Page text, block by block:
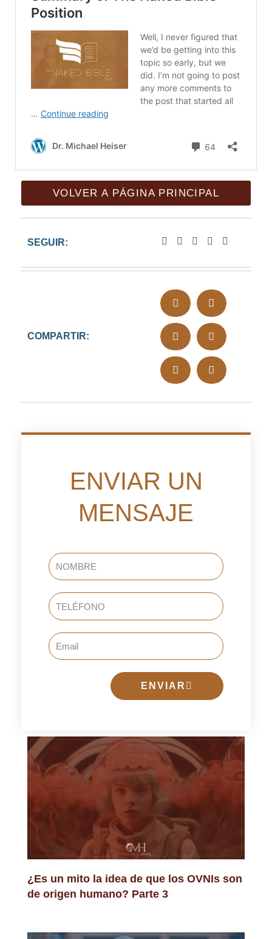
VOLVER A PÁGINA PRINCIPAL
SEGUIR:
COMPARTIR:
ENVIAR UN
MENSAJE
NOMBRE
TELÉFONO
Email
ENVIAR
¿Es un mito la idea de que los OVNIs son
de origen humano? Parte 3